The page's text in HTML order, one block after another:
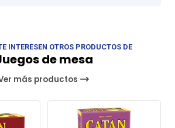
INTERESEN OTROS PRODUCTOS DE
de mesa
más productos